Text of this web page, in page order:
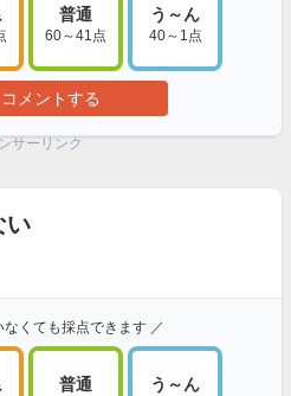
普通
60～41点
う～ん
40～1点
メントする
サーリンク
い
くても採点できます ／
普通 う～ん